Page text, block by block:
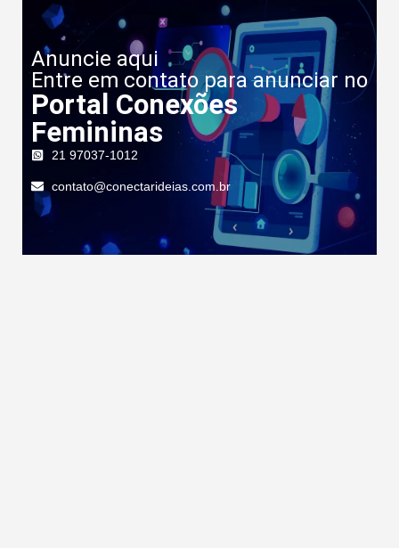
Anuncie aqui
Entre em contato para anunciar no
Portal Conexões
Femininas
21 97037-1012
contato@conectarideias.com.br